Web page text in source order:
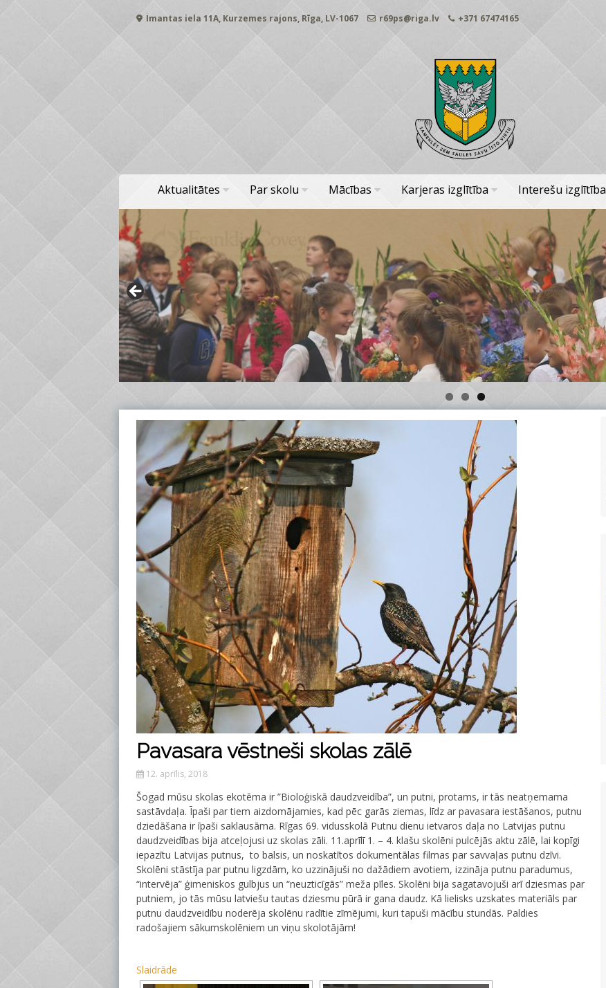
content
Imantas iela 11A, Kurzemes rajons, Rīga, LV-1067 r69ps@riga.lv +371 67474165
Aktualitātes Par skolu Mācības Karjeras izglītība Interešu izglītība
Pavasara vēstneši skolas zālē
12. aprīlis, 2018
Šogad mūsu skolas ekotēma ir ”Bioloģiskā daudzveidība”, un putni, protams, ir tās neatņemama
sastāvdaļa. Īpaši par tiem aizdomājamies, kad pēc garās ziemas, līdz ar pavasara iestāšanos, putnu
dziedāšana ir īpaši saklausāma. Rīgas 69. vidusskolā Putnu dienu ietvaros daļa no Latvijas putnu
daudzveidības bija atceļojusi uz skolas zāli. 11.aprīlī 1. – 4. klašu skolēni pulcējās aktu zālē, lai kopīgi
iepazītu Latvijas putnus, to balsis, un noskatītos dokumentālas filmas par savvaļas putnu dzīvi.
Skolēni stāstīja par putnu ligzdām, ko uzzinājuši no dažādiem avotiem, izzināja putnu paradumus,
“intervēja” ģimeniskos gulbjus un “neuzticīgās” meža pīles. Skolēni bija sagatavojuši arī dziesmas par
putniem, jo tās mūsu latviešu tautas dziesmu pūrā ir gana daudz. Kā lielisks uzskates materiāls par
putnu daudzveidību noderēja skolēnu radītie zīmējumi, kuri tapuši mācību stundās. Paldies
radošajiem sākumskolēniem un viņu skolotājām!
Slaidrāde